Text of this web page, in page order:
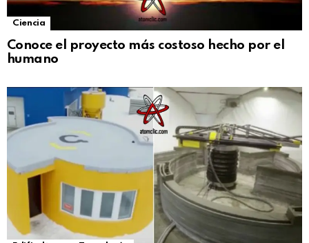
Ciencia
Conoce el proyecto más costoso hecho por el
humano